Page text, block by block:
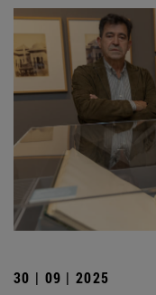
30 | 09 | 2025